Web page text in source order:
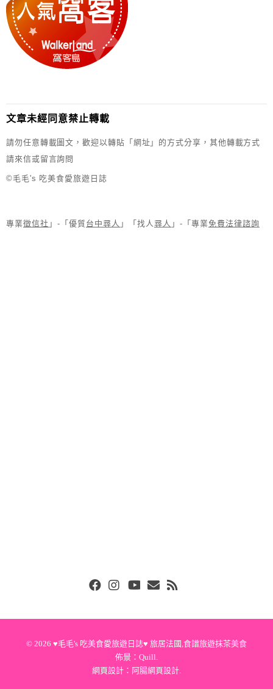
文章未經同意禁止轉載
請勿任意轉載圖文，歡迎以轉貼「網址」的方式分享，其他轉載方式
請來信或留言詢問
©毛毛's 吃美食愛旅遊日誌
專業徵信社 」-「優質台中尋人 」「找人尋人 」-「專業免費法律諮詢
© 2026 ♥毛毛's 吃美食愛旅遊日誌♥ 旅居法國,食譜旅遊抹茶美食
佈景： Quill.
網頁設計： 阿腸網頁設計.